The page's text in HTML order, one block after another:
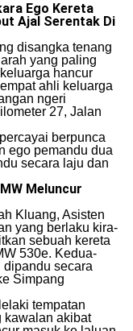
Ego Kereta
Ajal Serentak Di
disangka tenang
yang paling
hancur
ahli keluarga
ngeri
27, Jalan
berpunca
ego pemandu dua
secara laju dan
Meluncur
Kluang, Asisten
yang berlaku kira-
sebuah kereta
530e. Kedua-
secara
Simpang
tempatan
kawalan akibat